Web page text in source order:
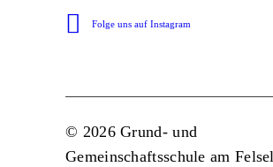
Folge uns auf Instagram
© 2026 Grund- und
Gemeinschaftsschule am